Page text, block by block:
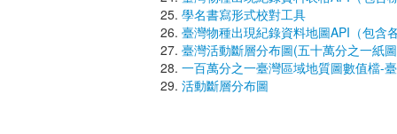
學名書寫形式校對工具
臺灣物種出現紀錄資料地圖API（包含
臺灣活動斷層分布圖(五十萬分之一紙
一百萬分之一臺灣區域地質圖數值檔-
活動斷層分布圖